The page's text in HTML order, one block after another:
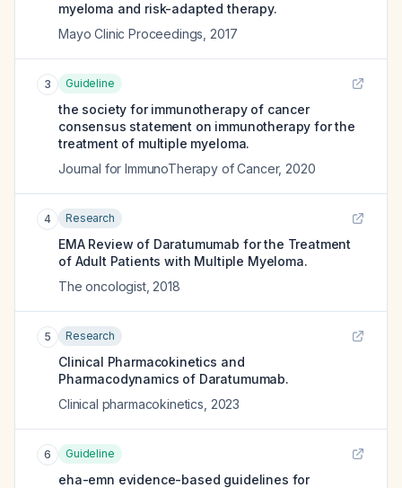
myeloma and risk-adapted therapy.
Mayo Clinic Proceedings 2017
3 Guideline
the society for immunotherapy of cancer
consensus statement on immunotherapy for the
treatment of multiple myeloma.
Journal for ImmunoTherapy of Cancer, 2020
4 Research
EMA Review of Daratumumab for the Treatment
of Adult Patients with Multiple Myeloma.
The oncologist, 2018
5 Research
Clinical Pharmacokinetics and
Pharmacodynamics of Daratumumab.
Clinical pharmacokinetics 2023
6 Guideline
eha-emn evidence-based guidelines for